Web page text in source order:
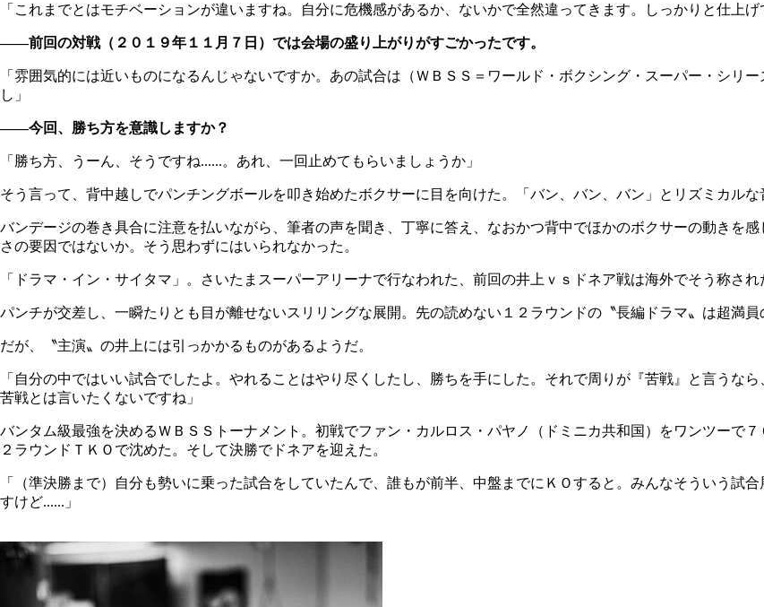
「これまでとはモチベーションが違いますね。自分に危機感があるか、ないかで全然違ってきます。しっかりと仕上
――前回の対戦（２０１９年１１月７日）では会場の盛り上がりがすごかったです。
「雰囲気的には近いものになるんじゃないですか。あの試合は（ＷＢＳＳ＝ワールド・ボクシング・スーパー・シリ
し」
――今回、勝ち方を意識しますか？
「勝ち方、うーん、そうですね......。あれ、一回止めてもらいましょうか」
そう言って、背中越しでパンチングボールを叩き始めたボクサーに目を向けた。「バン、バン、バン」とリズミカル
バンデージの巻き具合に注意を払いながら、筆者の声を聞き、丁寧に答え、なおかつ背中でほかのボクサーの動きを
さの要因ではないか。そう思わずにはいられなかった。
「ドラマ・イン・サイタマ」。さいたまスーパーアリーナで行なわれた、前回の井上ｖｓドネア戦は海外でそう称され
パンチが交差し、一瞬たりとも目が離せないスリリングな展開。先の読めない１２ラウンドの〝長編ドラマ〟は超満員
だが、〝主演〟の井上には引っかかるものがあるようだ。
「自分の中ではいい試合でしたよ。やれることはやり尽くしたし、勝ちを手にした。それで周りが『苦戦』と言うな
苦戦とは言いたくないですね」
バンタム級最強を決めるＷＢＳＳトーナメント。初戦でファン・カルロス・パヤノ（ドミニカ共和国）をワンツーで
２ラウンドＴＫＯで沈めた。そして決勝でドネアを迎えた。
「（準決勝まで）自分も勢いに乗った試合をしていたんで、誰もが前半、中盤までにＫＯすると。みんなそういう試
すけど......」